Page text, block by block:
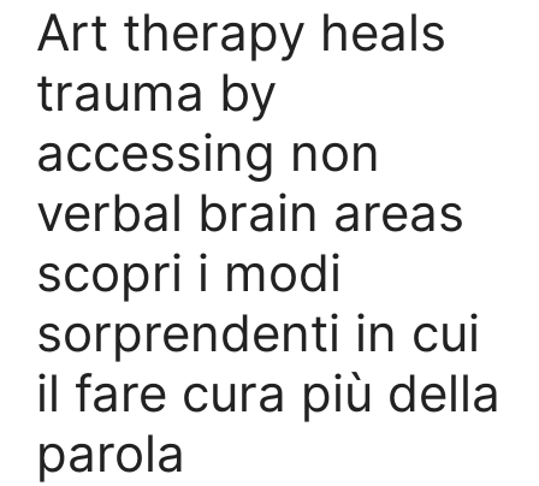
Art therapy heals
trauma by
accessing non
verbal brain areas
scopri i modi
sorprendenti in cui
il fare cura più della
parola